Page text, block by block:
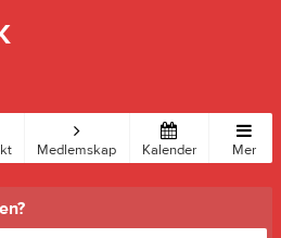
Medlemskap Kalender Mer